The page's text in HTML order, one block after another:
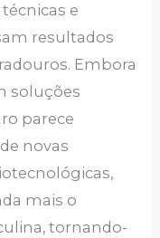
e
resultados
Embora
soluções
parece
novas
mais o
tornando-